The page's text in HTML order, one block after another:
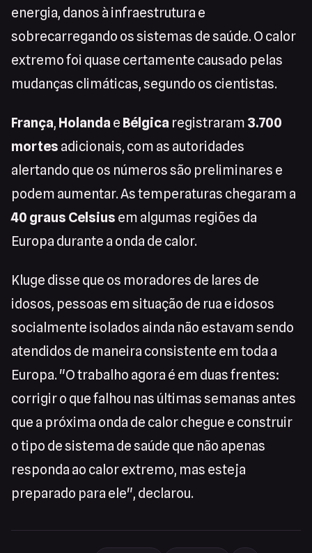
energia, danos à infraestrutura e
sobrecarregando os sistemas de saúde. O calor
extremo foi quase certamente causado pelas
mudanças climáticas, segundo os cientistas.
França, Holanda e Bélgica registraram 3.700
mortes adicionais, com as autoridades
alertando que os números são preliminares e
podem aumentar. As temperaturas chegaram a
40 graus Celsius em algumas regiões da
Europa durante a onda de calor.
Kluge disse que os moradores de lares de
idosos, pessoas em situação de rua e idosos
socialmente isolados ainda não estavam sendo
atendidos de maneira consistente em toda a
Europa. "O trabalho agora é em duas frentes:
corrigir o que falhou nas últimas semanas antes
que a próxima onda de calor chegue e construir
o tipo de sistema de saúde que não apenas
responda ao calor extremo, mas esteja
preparado para ele", declarou.